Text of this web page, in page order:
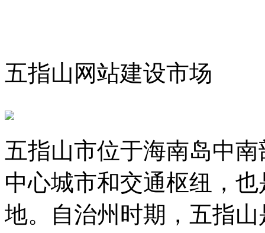
五指山网站建设市场
五指山市位于海南岛中
中心城市和交通枢纽，
地。自治州时期，五指